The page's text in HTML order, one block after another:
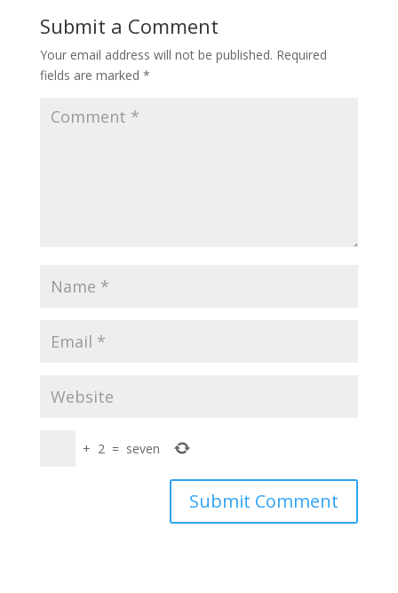
Submit a Comment
Your email address will not be published. Required
fields are marked *
+ 2 = seven